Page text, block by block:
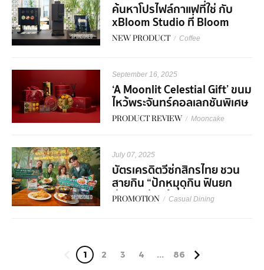
SPONSORED
ค้นหาโปรไฟล์กาแฟที่ใช่ กับ
xBloom Studio ที่ Bloom
Experience Store Central
NEW PRODUCT / Coffee
September 16, 2025
‘A Moonlit Celestial Gift’ ขนม
ไหว้พระจันทร์คอลเลกชันพิเศษ
จาก Royal Osha ฉลอง
PRODUCT REVIEW / Mooncake
SPONSORED
July 07, 2025
บัตรเครดิตวีซ่กสิกรไทย ชวน
สายกิน “ปักหมุดกิน ฟินยก
ย่าน” อร่อยคุ้มที่อารีย์ -
PROMOTION / Casual Dining
1 2 3 4 ... 86